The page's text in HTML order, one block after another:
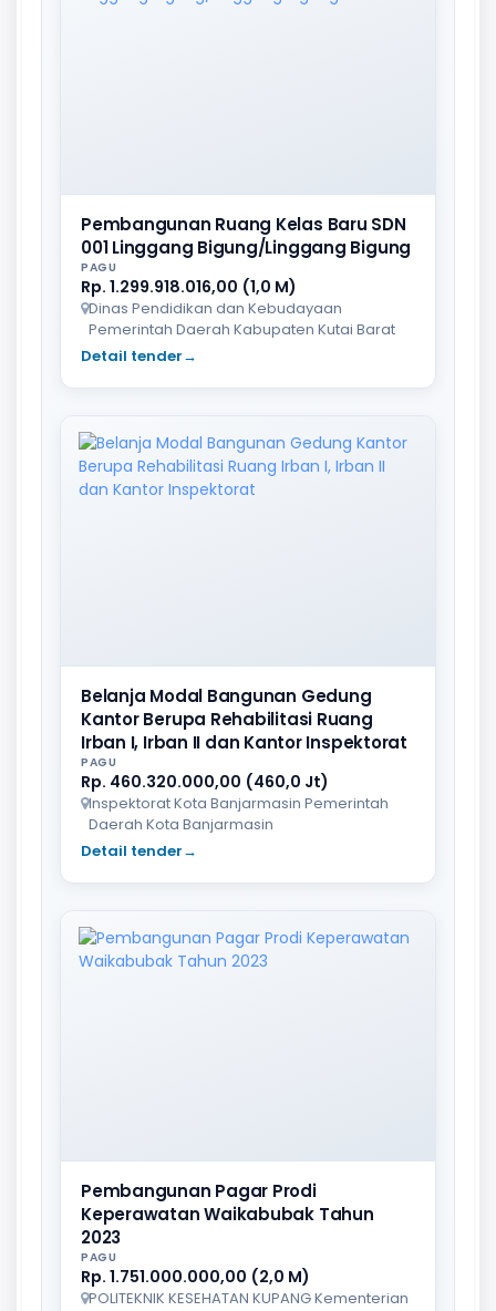
Pembangunan Ruang Kelas Baru SDN
001 Linggang Bigung/Linggang Bigung
PAGU
Rp. 1.299.918.016,00 (1,0 M)
Dinas Pendidikan dan Kebudayaan
Pemerintah Daerah Kabupaten Kutai Barat
Detail tender→
Belanja Modal Bangunan Gedung
Kantor Berupa Rehabilitasi Ruang
Irban I, Irban II dan Kantor Inspektorat
PAGU
Rp. 460.320.000,00 (460,0 Jt)
Inspektorat Kota Banjarmasin Pemerintah
Daerah Kota Banjarmasin
Detail tender→
Pembangunan Pagar Prodi
Keperawatan Waikabubak Tahun
2023
PAGU
Rp. 1.751.000.000,00 (2,0 M)
POLITEKNIK KESEHATAN KUPANG Kementerian